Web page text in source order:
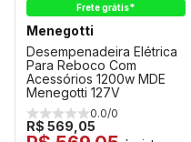
Frete grátis*
Menegotti
Desempenadeira Elétrica
Para Reboco Com
Acessórios 1200w MDE
Menegotti 127V
0.0/0
R$ 569,05